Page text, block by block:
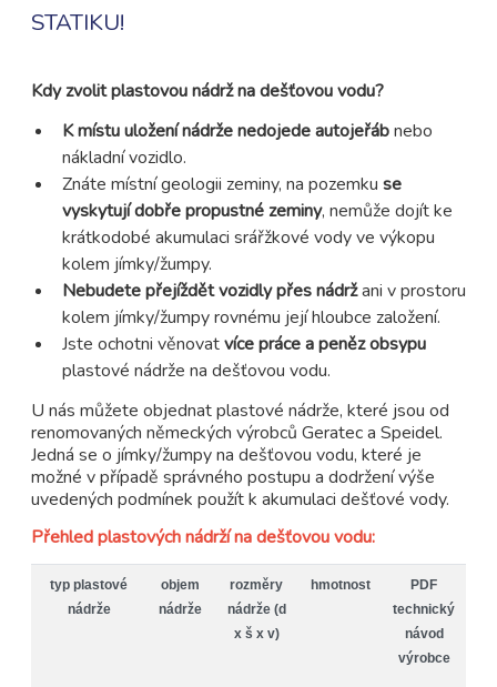
STATIKU!
Kdy zvolit plastovou nádrž na dešťovou vodu?
K místu uložení nádrže nedojede autojeřábnebo
nákladní vozidlo.
Znáte místní geologii zeminy, na pozemku se
vyskytují dobře propustné zeminy, nemůže dojít ke
krátkodobé akumulaci srářžkové vody ve výkopu
kolem jímky/žumpy.
Nebudete přejíždět vozidly přes nádržani v prostoru
kolem jímky/žumpy rovnému její hloubce založení.
Jste ochotni věnovatvíce práce a peněz obsypu
plastové nádrže na dešťovou vodu.
U nás můžete objednat plastové nádrže, které jsou od
renomovaných německých výrobců Geratec a Speidel.
Jedná se o jímky/žumpy na dešťovou vodu, které je
možné v případě správného postupu a dodržení výše
uvedených podmínek použít k akumulaci dešťové vody.
Přehled plastových nádrží na dešťovou vodu:
typ plastové
nádrže
objem
nádrže
rozměry
nádrže (d
x š x v)
hmotnost
PDF
technický
návod
výrobce